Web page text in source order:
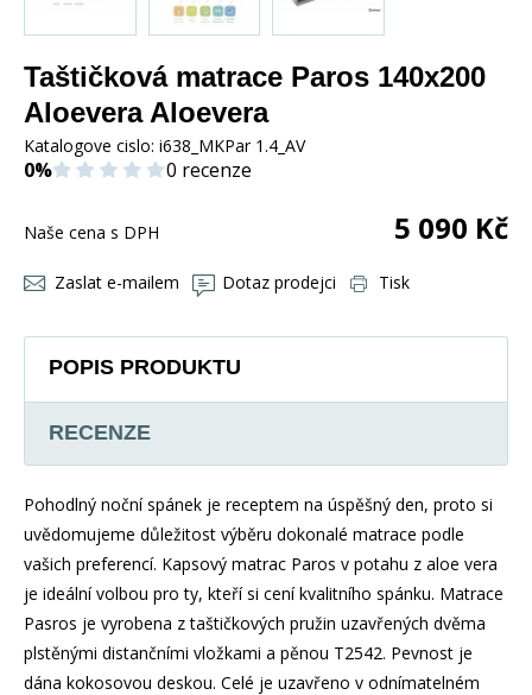
Taštičková matrace Paros 140x200
Aloevera Aloevera
Katalogove cislo: i638_MKPar 1.4_AV
0% 0 recenze
Naše cena s DPH 5 090 Kč
Zaslat e-mailem Dotaz prodejci Tisk
POPIS PRODUKTU
RECENZE
Pohodlný noční spánek je receptem na úspěšný den, proto si
uvědomujeme důležitost výběru dokonalé matrace podle
vašich preferencí. Kapsový matrac Paros v potahu z aloe vera
je ideální volbou pro ty, kteří si cení kvalitního spánku. Matrace
Pasros je vyrobena z taštičkových pružin uzavřených dvěma
plstěnými distančními vložkami a pěnou T2542. Pevnost je
dána kokosovou deskou. Celé je uzavřeno v odnímatelném